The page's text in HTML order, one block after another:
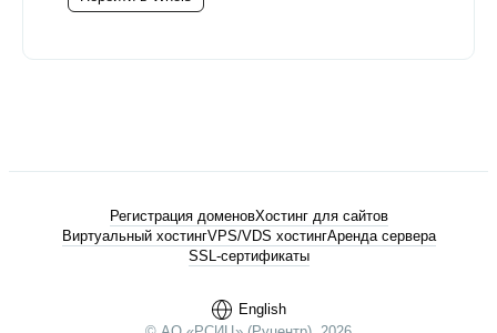
English
Регистрация доменовХостинг для сайтов
Виртуальный хостингVPS/VDS хостингАренда сервера
SSL-сертификаты